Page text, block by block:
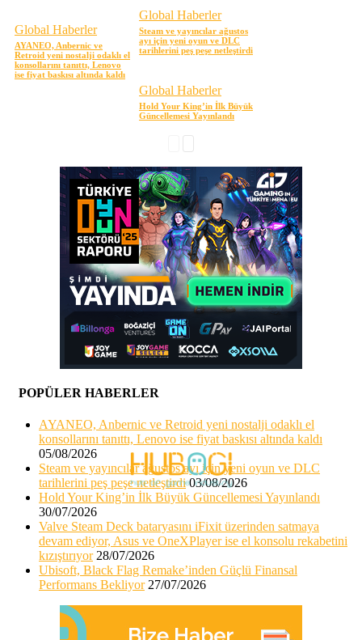
Global Haberler
AYANEO, Anbernic ve
Retroid yeni nostalji odaklı el
konsollarını tanıttı, Lenovo
ise fiyat baskısı altında kaldı
Global Haberler
Steam ve yayıncılar ağustos
ayı için yeni oyun ve DLC
tarihlerini peş peşe netleştirdi
Global Haberler
Hold Your King’in İlk Büyük
Güncellemesi Yayınlandı
POPÜLER HABERLER
AYANEO, Anbernic ve Retroid yeni nostalji odaklı el
konsollarını tanıttı, Lenovo ise fiyat baskısı altında kaldı
05/08/2026
Steam ve yayıncılar ağustos ayı için yeni oyun ve DLC
tarihlerini peş peşe netleştirdi 03/08/2026
Hold Your King’in İlk Büyük Güncellemesi Yayınlandı
30/07/2026
Valve Steam Deck bataryasını iFixit üzerinden satmaya
devam ediyor, Asus ve OneXPlayer ise el konsolu rekabetini
kızıştırıyor 28/07/2026
Ubisoft, Black Flag Remake’inden Güçlü Finansal
Performans Bekliyor 27/07/2026